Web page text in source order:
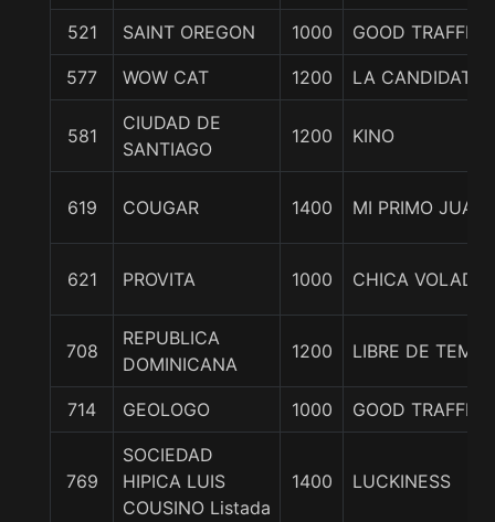
521 SAINT OREGON 1000 GOOD TRAFFIC
577 WOW CAT 1200 LA CANDIDATA
581
CIUDAD DE
SANTIAGO
1200 KINO
619 COUGAR 1400 MI PRIMO
621 PROVITA 1000 CHICA
708
REPUBLICA
DOMINICANA
1200 LIBRE DE
714 GEOLOGO 1000 GOOD TRAFFIC
769
SOCIEDAD
HIPICA LUIS
COUSINO Listada
1400 LUCKINESS